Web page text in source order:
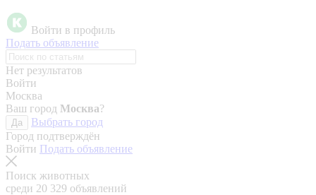
Войти в профиль
Подать объявление
Нет результатов
Войти
Москва
Ваш город Москва?
Да
Выбрать город
Город подтверждён
Войти Подать объявление
Поиск животных
среди 20 329 объявлений